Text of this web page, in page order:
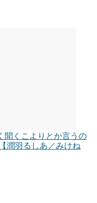
聞くこよりとか言うの
潤羽るしあ／みけね